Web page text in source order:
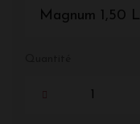
Magnum 1,50 L